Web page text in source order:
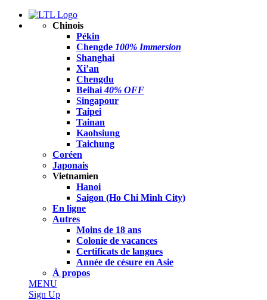
Chinois
Pékin
Chengde 100% Immersion
Shanghai
Xi’an
Chengdu
Beihai40% OFF
Singapour
Taipei
Tainan
Kaohsiung
Taichung
Coréen
Japonais
Vietnamien
Hanoi
Saigon (Ho Chi Minh City)
En ligne
Autres
Moins de 18 ans
Colonie de vacances
Certificats de langues
Année de césure en Asie
À propos
MENU
Sign Up